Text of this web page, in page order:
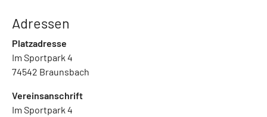
Adressen
Platzadresse
Im Sportpark 4
74542 Braunsbach
Vereinsanschrift
Im Sportpark 4